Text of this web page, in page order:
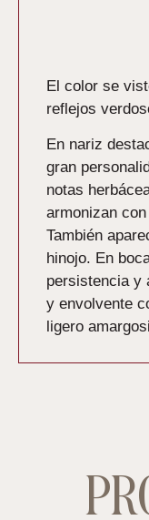
El color se
reflejos
En nariz
gran
notas
armonizan
También
hinojo. En
persistencia y
y envolvente
ligero